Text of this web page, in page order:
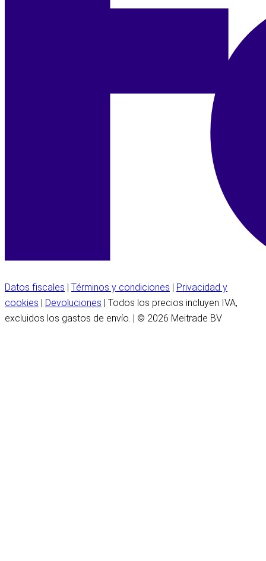
Datos fiscales | Términos y condiciones | Privacidad y
cookies | Devoluciones | Todos los precios incluyen IVA,
excluidos los gastos de envío. | © 2026 Meitrade BV